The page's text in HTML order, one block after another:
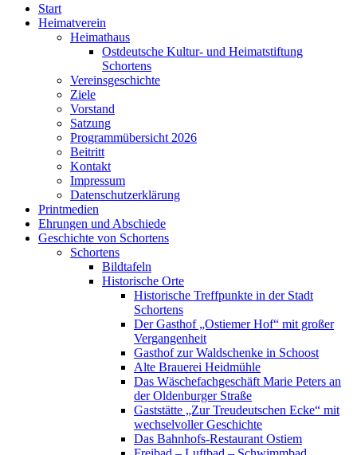
Start
Heimatverein
Heimathaus
Ostdeutsche Kultur- und Heimatstiftung
Schortens
Vereinsgeschichte
Ziele
Vorstand
Satzung
Programmübersicht 2026
Beitritt
Kontakt
Impressum
Datenschutzerklärung
Printmedien
Ehrungen und Abschiede
Geschichte von Schortens
Schortens
Bildtafeln
Historische Orte
Historische Treffpunkte in der Stadt
Schortens
Der Gasthof „Ostiemer Hof“ mit großer
Vergangenheit
Gasthof zur Waldschenke in Schoost
Alte Brauerei Heidmühle
Das Wäschefachgeschäft Marie Peters an
der Oldenburger Straße
Gaststätte „Zur Treudeutschen Ecke“ mit
wechselvoller Geschichte
Das Bahnhofs-Restaurant Ostiem